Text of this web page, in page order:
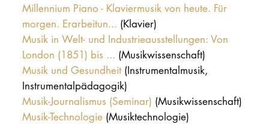
Millennium Piano - Klaviermusik von heute. Für
morgen. Erarbeitun... (Klavier)
Musik in Welt- und Industrieausstellungen: Von
London (1851) bis ... (Musikwissenschaft)
Musik und Gesundheit (Instrumentalmusik,
Instrumentalpädagogik)
Musik-Journalismus (Seminar) (Musikwissenschaft)
Musik-Technologie (Musiktechnologie)